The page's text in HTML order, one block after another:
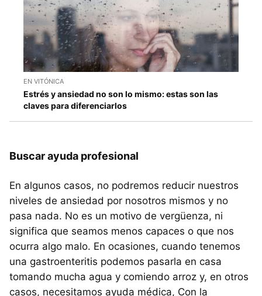
EN VITÓNICA
Estrés y ansiedad no son lo mismo: estas son las
claves para diferenciarlos
Buscar ayuda profesional
En algunos casos, no podremos reducir nuestros
niveles de ansiedad por nosotros mismos y no
pasa nada. No es un motivo de vergüenza, ni
significa que seamos menos capaces o que nos
ocurra algo malo. En ocasiones, cuando tenemos
una gastroenteritis podemos pasarla en casa
tomando mucha agua y comiendo arroz y, en otros
casos, necesitamos ayuda médica, Con la